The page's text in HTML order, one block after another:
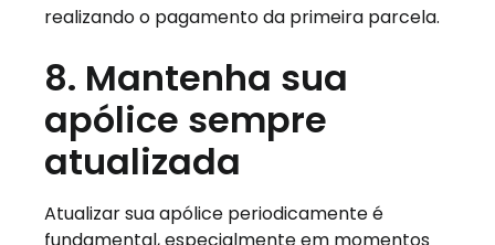
realizando o pagamento da primeira parcela.
8. Mantenha sua
apólice sempre
atualizada
Atualizar sua apólice periodicamente é